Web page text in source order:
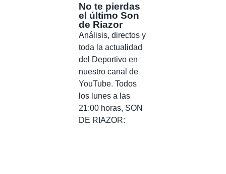
No te pierdas
el último Son
de Riazor
Análisis, directos y
toda la actualidad
del Deportivo en
nuestro canal de
YouTube. Todos
los lunes a las
21:00 horas, SON
DE RIAZOR: